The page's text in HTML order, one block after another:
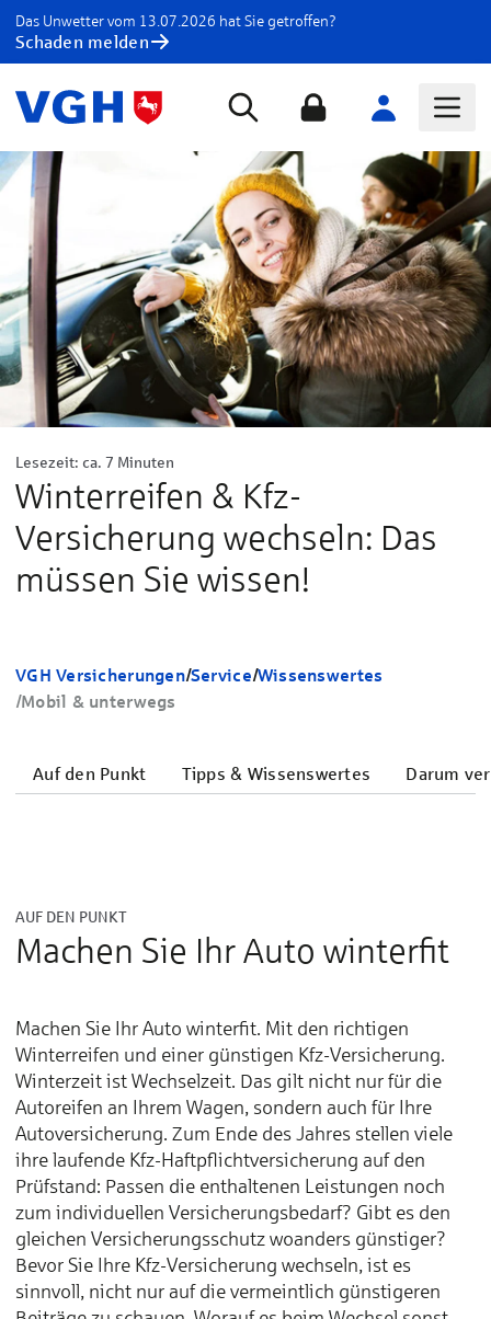
Das Unwetter vom 13.07.2026 hat Sie getroffen?
Schaden melden
Lesezeit: ca. 7 Minuten
Winterreifen & Kfz-
Versicherung wechseln: Das
müssen Sie wissen!
VGH Versicherungen/Service/Wissenswertes
/Mobil & unterwegs
Auf den Punkt Tipps & Wissenswertes Darum
AUF DEN PUNKT
Machen Sie Ihr Auto winterfit
Machen Sie Ihr Auto winterfit. Mit den richtigen
Winterreifen und einer günstigen Kfz-Versicherung.
Winterzeit ist Wechselzeit. Das gilt nicht nur für die
Autoreifen an Ihrem Wagen, sondern auch für Ihre
Autoversicherung. Zum Ende des Jahres stellen viele
ihre laufende Kfz-Haftpflichtversicherung auf den
Prüfstand: Passen die enthaltenen Leistungen noch
zum individuellen Versicherungsbedarf? Gibt es den
gleichen Versicherungsschutz woanders günstiger?
Bevor Sie Ihre Kfz-Versicherung wechseln, ist es
sinnvoll, nicht nur auf die vermeintlich günstigeren